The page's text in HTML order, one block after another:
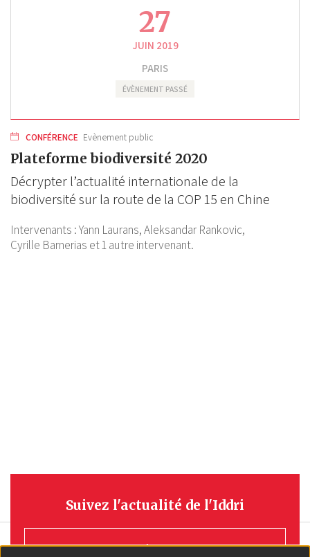
27
JUIN 2019
PARIS
ÉVÈNEMENT PASSÉ
CONFÉRENCE Evènement public
Plateforme biodiversité 2020
Décrypter l’actualité internationale de la
biodiversité sur la route de la COP 15 en Chine
Intervenants :Yann Laurans,Aleksandar Rankovic,
Cyrille Barnerias et 1 autre intervenant.
Suivez l'actualité de l'Iddri
S'INSCRIRE